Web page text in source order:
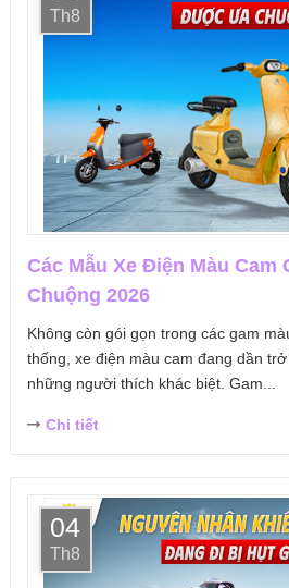
Th8
Các Mẫu Xe Điện Màu
Chuộng 2026
Không còn gói gọn trong các gam
thống, xe điện màu cam đang dần
những người thích khác biệt. Gam...
Chi tiết
04
Th8